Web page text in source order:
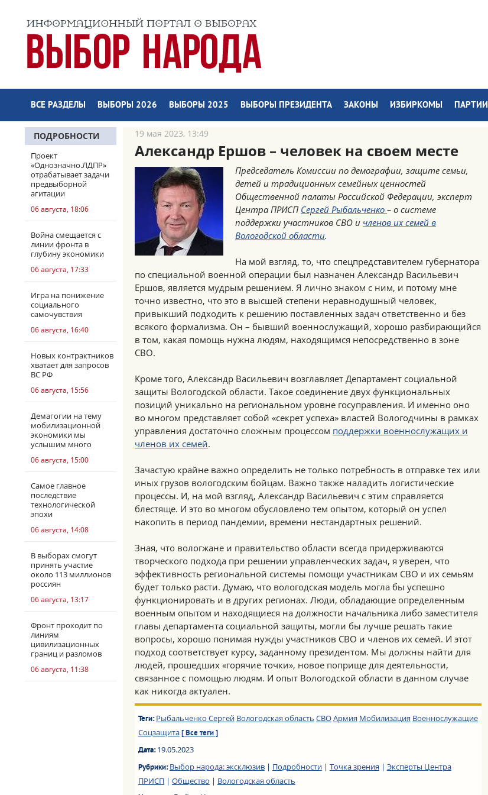
ВСЕ РАЗДЕЛЫ ВЫБОРЫ 2026 ВЫБОРЫ 2025 ВЫБОРЫ ПРЕЗИДЕНТА ЗАКОНЫ ИЗБИРКОМЫ ПАРТИИ
ПОДРОБНОСТИ
Проект
«Однозначно.ЛДПР»
отрабатывает задачи
предвыборной
агитации
06 августа, 18:06
Война смещается с
линии фронта в
глубину экономики
06 августа, 17:33
Игра на понижение
социального
самочувствия
06 августа, 16:40
Новых контрактников
хватает для запросов
ВС РФ
06 августа, 15:56
Демагогии на тему
мобилизационной
экономики мы
услышим много
06 августа, 15:00
Самое главное
последствие
технологической
эпохи
06 августа, 14:08
В выборах смогут
принять участие
около 113 миллионов
россиян
06 августа, 13:17
Фронт проходит по
линиям
цивилизационных
границ и разломов
06 августа, 11:38
19 мая 2023, 13:49
Александр Ершов – человек на своем месте
Председатель Комиссии по демографии, защите семьи,
детей и традиционных семейных ценностей
Общественной палаты Российской Федерации, эксперт
Центра ПРИСП Сергей Рыбальченко – о системе
поддержки участников СВО и членов их семей в
Вологодской области.
На мой взгляд, то, что спецпредставителем губернатора
по специальной военной операции был назначен Александр Васильевич
Ершов, является мудрым решением. Я лично знаком с ним, и потому мне
точно известно, что это в высшей степени неравнодушный человек,
привыкший подходить к решению поставленных задач ответственно и без
всякого формализма. Он – бывший военнослужащий, хорошо разбирающийся
в том, какая помощь нужна людям, находящимся непосредственно в зоне
СВО.
Кроме того, Александр Васильевич возглавляет Департамент социальной
защиты Вологодской области. Такое соединение двух функциональных
позиций уникально на региональном уровне госуправления. И именно оно
во многом представляет собой «секрет успеха» властей Вологодчины в рамках
управления достаточно сложным процессом поддержки военнослужащих и
членов их семей.
Зачастую крайне важно определить не только потребность в отправке тех или
иных грузов вологодским бойцам. Важно также наладить логистические
процессы. И, на мой взгляд, Александр Васильевич с этим справляется
блестяще. И это во многом обусловлено тем опытом, который он успел
накопить в период пандемии, времени нестандартных решений.
Зная, что вологжане и правительство области всегда придерживаются
творческого подхода при решении управленческих задач, я уверен, что
эффективность региональной системы помощи участникам СВО и их семьям
будет только расти. Думаю, что вологодская модель могла бы успешно
функционировать и в других регионах. Люди, обладающие определенным
военным опытом и находящиеся на должности начальника либо заместителя
главы департамента социальной защиты, могли бы лучше решать такие
вопросы, хорошо понимая нужды участников СВО и членов их семей. И этот
подход соответствует курсу, заданному президентом. Мы должны найти для
людей, прошедших «горячие точки», новое поприще для деятельности,
связанное с помощью людям. И опыт Вологодской области в данном случае
как никогда актуален.
Теги: Рыбальченко Сергей Вологодская область СВОАрмия Мобилизация Военнослужащие
Соцзащита [ Все теги ]
Дата:19.05.2023
Рубрики:Выбор народа: эксклюзив| Подробности| Точка зрения | Эксперты Центра
ПРИСП| Общество | Вологодская область